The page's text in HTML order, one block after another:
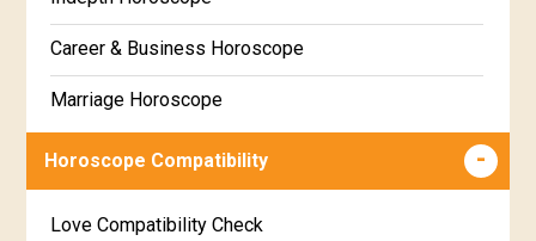
Chitha Star Horoscope
Swathi Star Horoscope
Visakha Star Horoscope
Gujarati
Sinhala
Career & Business Horoscope
Marriage Horoscope
Wealth & Fortune Horoscope
Horoscope Compatibility
Love Compatibility Check